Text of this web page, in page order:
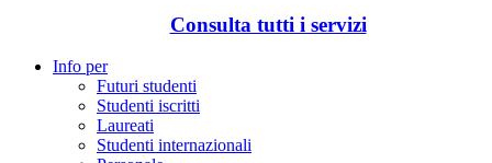
Consulta tutti i servizi
Info per
Futuri studenti
Studenti iscritti
Laureati
Studenti internazionali